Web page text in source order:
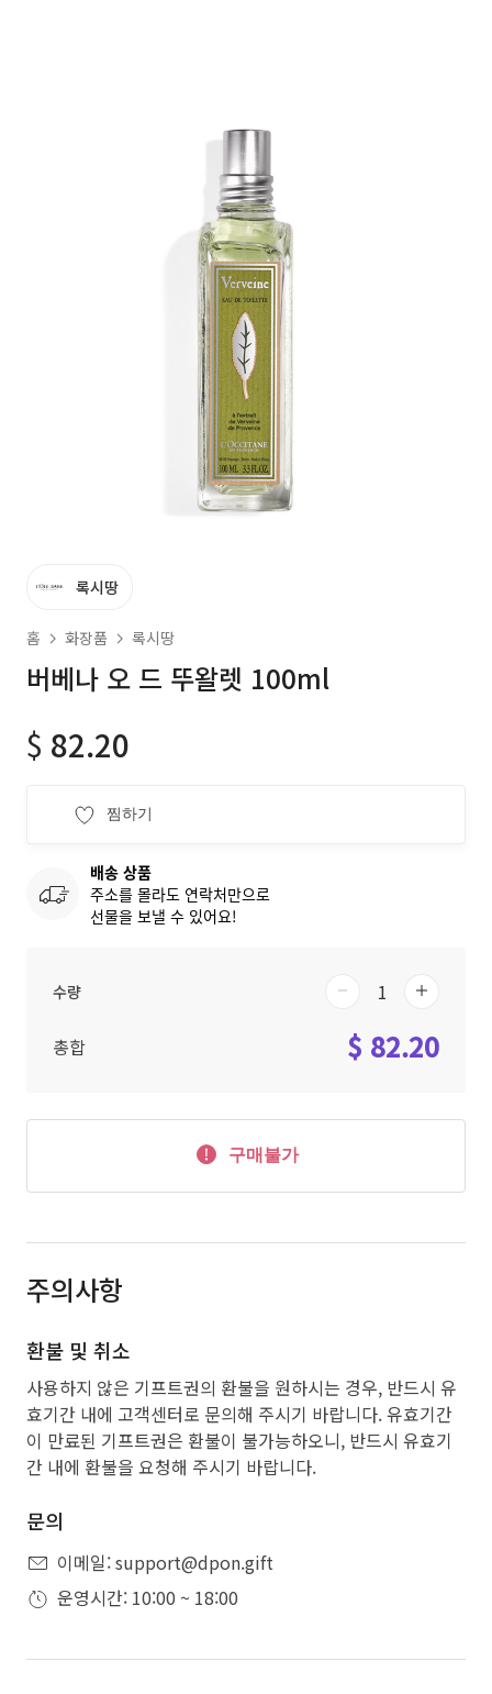
록시땅
홈 화장품 록시땅
버베나 오 드 뚜왈렛 100ml
$ 82.20
찜하기
배송 상품
주소를 몰라도 연락처만으로
선물을 보낼 수 있어요!
수량
총합 $ 82.20
구매불가
주의사항
환불 및 취소
사용하지 않은 기프트권의 환불을 원하시는 경우, 반드시 유
효기간 내에 고객센터로 문의해 주시기 바랍니다. 유효기간
이 만료된 기프트권은 환불이 불가능하오니, 반드시 유효기
간 내에 환불을 요청해 주시기 바랍니다.
문의
이메일: support@dpon.gift
운영시간: 10:00 ~ 18:00